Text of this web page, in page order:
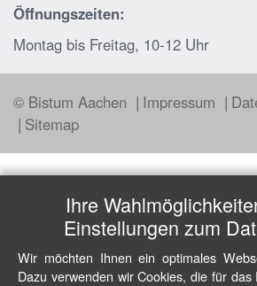
Öffnungszeiten:
Montag bis Freitag, 10-12 Uhr
© Bistum Aachen Impressum
Sitemap
Ihre
Einstellungen zum
Wir möchten Ihnen ein optimales
Dazu verwenden wir Cookies, die für